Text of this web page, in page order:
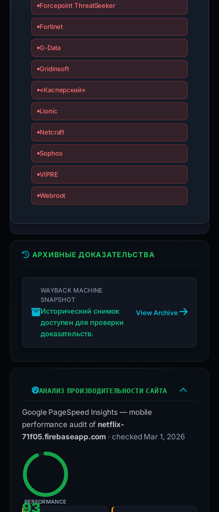
Forcepoint ThreatSeeker
Fortinet
G-Data
Gridinsoft
«Касперский»
Lionic
Netcraft
Sophos
VIPRE
Webroot
АРХИВНЫЕ ДОКАЗАТЕЛЬСТВА
WAYBACK MACHINE
SNAPSHOT
Исторический снимок
доступен для проверки
доказательств.
View Archive
АНАЛИЗ ПРОИЗВОДИТЕЛЬНОСТИ САЙТА
Google PageSpeed Insights — mobile
performance audit of netflix-
71f05.firebaseapp.com · checked Mar 1, 2026
93
PERFORMANCE